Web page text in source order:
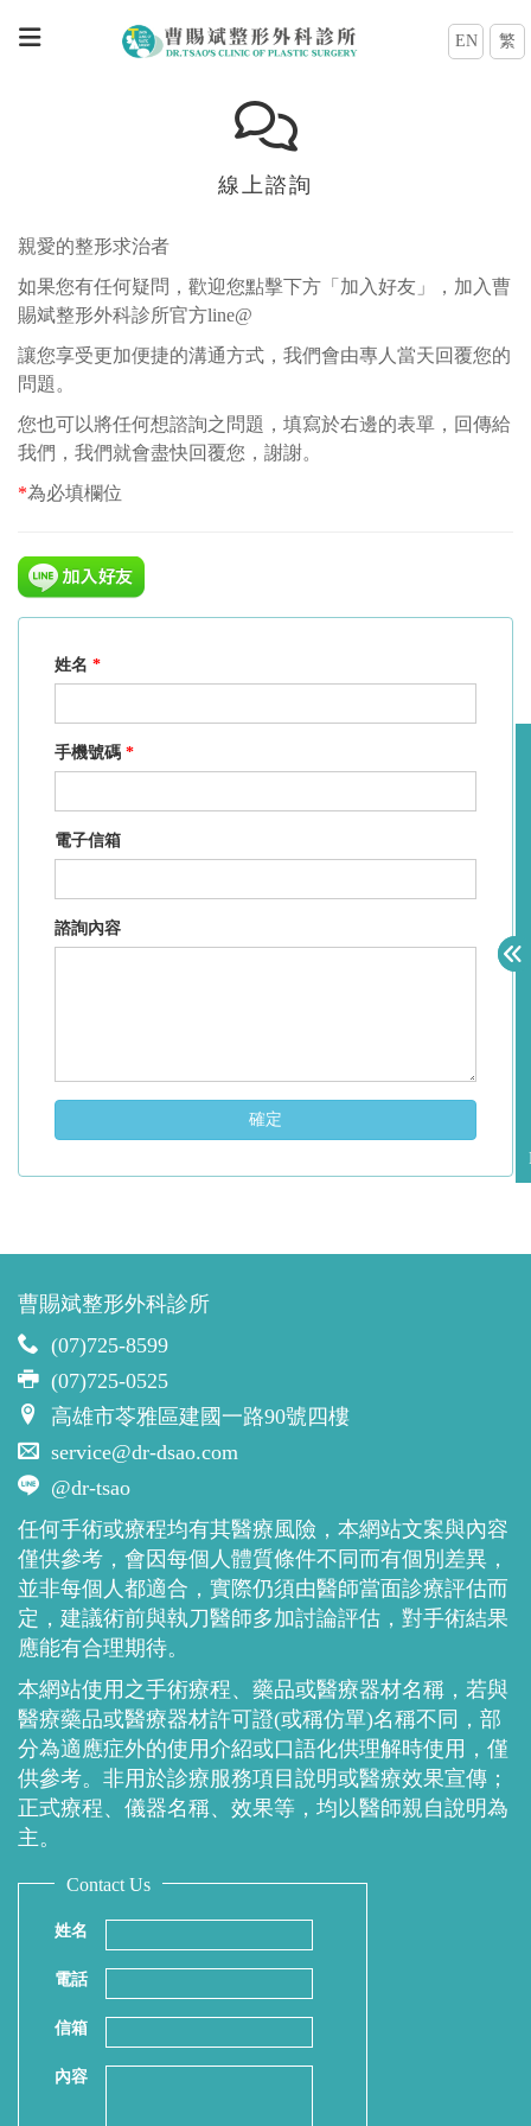
EN 繁
線上諮詢
親愛的整形求治者
如果您有任何疑問，歡迎您點擊下方「加入好友」，加入曹
賜斌整形外科診所官方line@
讓您享受更加便捷的溝通方式，我們會由專人當天回覆您的
問題。
您也可以將任何想諮詢之問題，填寫於右邊的表單，回傳給
我們，我們就會盡快回覆您，謝謝。
*為必填欄位
姓名 *
手機號碼 *
電子信箱
諮詢內容
確定
曹賜斌整形外科診所
(07)725-8599
(07)725-0525
高雄市苓雅區建國一路90號四樓
service@dr-dsao.com
@dr-tsao
任何手術或療程均有其醫療風險，本網站文案與內容
僅供參考，會因每個人體質條件不同而有個別差異，
並非每個人都適合，實際仍須由醫師當面診療評估而
定，建議術前與執刀醫師多加討論評估，對手術結果
應能有合理期待。
本網站使用之手術療程、藥品或醫療器材名稱，若與
醫療藥品或醫療器材許可證(或稱仿單)名稱不同，部
分為適應症外的使用介紹或口語化供理解時使用，僅
供參考。非用於診療服務項目說明或醫療效果宣傳；
正式療程、儀器名稱、效果等，均以醫師親自說明為
主。
Contact Us
姓名
電話
信箱
內容